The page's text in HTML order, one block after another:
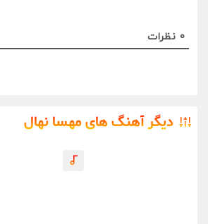
0 نظرات
دیگر آهنگ های مهسا نهال